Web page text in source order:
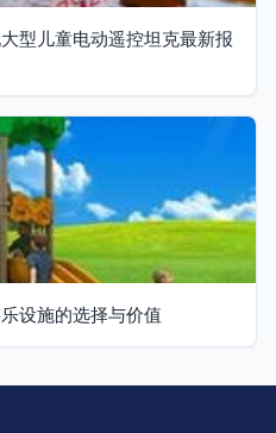
型儿童电动遥控坦克最新报
设施的选择与价值